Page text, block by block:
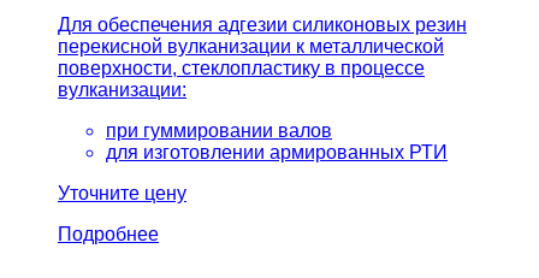
Для обеспечения адгезии силиконовых резин
перекисной вулканизации к металлической
поверхности, стеклопластику в процессе
вулканизации:
при гуммировании валов
для изготовлении армированных РТИ
Уточните цену
Подробнее